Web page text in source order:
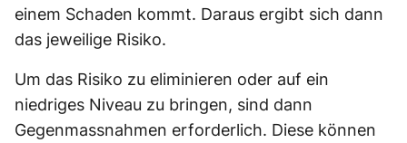
einem Schaden kommt. Daraus ergibt sich dann
das jeweilige Risiko.
Um das Risiko zu eliminieren oder auf ein
niedriges Niveau zu bringen, sind dann
Gegenmassnahmen erforderlich. Diese können